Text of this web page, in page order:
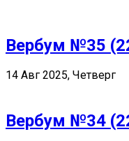
Вербум №35
14 Авг 2025, Четверг
Вербум №34